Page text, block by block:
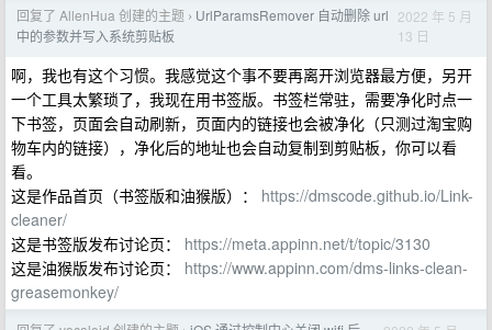
回复了 AllenHua 创建的主题 › UrlParamsRemover 自动删除 url
中的参数并写入系统剪贴板
2022 年 5 月
13 日
啊，我也有这个习惯。我感觉这个事不要再离开浏览器最方便，另开
一个工具太繁琐了，我现在用书签版。书签栏常驻，需要净化时点一
下书签，页面会自动刷新，页面内的链接也会被净化（只测过淘宝购
物车内的链接），净化后的地址也会自动复制到剪贴板，你可以看
看。
这是作品首页（书签版和油猴版）： https://dmscode.github.io/Link-
cleaner/
这是书签版发布讨论页： https://meta.appinn.net/t/topic/3130
这是油猴版发布讨论页： https://www.appinn.com/dms-links-clean-
greasemonkey/